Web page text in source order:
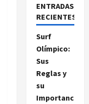
ENTRADAS
RECIENTES
Surf
Olímpico:
Sus
Reglas y
su
Importanc